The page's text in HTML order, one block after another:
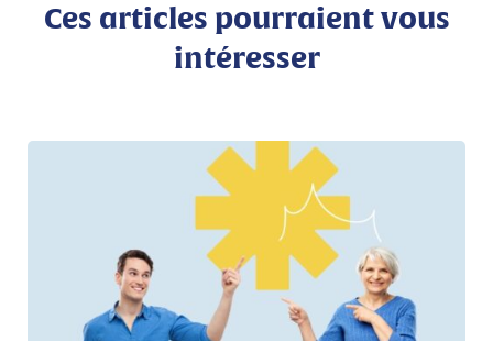
Ces articles pourraient vous
intéresser